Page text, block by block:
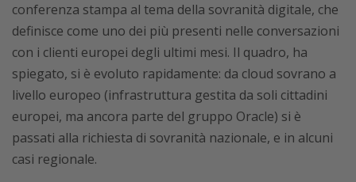
conferenza stampa al tema della sovranità digitale, che
definisce come uno dei più presenti nelle conversazioni
con i clienti europei degli ultimi mesi. Il quadro, ha
spiegato, si è evoluto rapidamente: da cloud sovrano a
livello europeo (infrastruttura gestita da soli cittadini
europei, ma ancora parte del gruppo Oracle) si è
passati alla richiesta di sovranità nazionale, e in alcuni
casi regionale.